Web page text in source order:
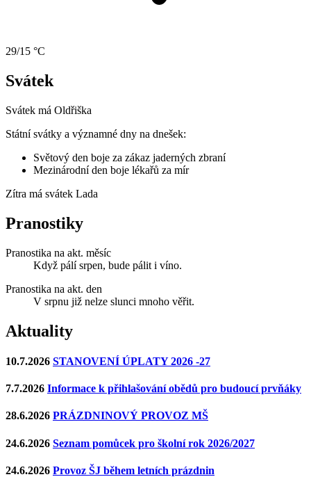
29/15 °C
Svátek
Svátek má Oldřiška
Státní svátky a významné dny na dnešek:
Světový den boje za zákaz jaderných zbraní
Mezinárodní den boje lékařů za mír
Zítra má svátek Lada
Pranostiky
Pranostika na akt. měsíc
Když pálí srpen, bude pálit i víno.
Pranostika na akt. den
V srpnu již nelze slunci mnoho věřit.
Aktuality
10.7.2026 STANOVENÍ ÚPLATY 2026 -27
7.7.2026 Informace k přihlašování obědů pro budoucí prvňáky
28.6.2026 PRÁZDNINOVÝ PROVOZ MŠ
24.6.2026 Seznam pomůcek pro školní rok 2026/2027
24.6.2026 Provoz ŠJ během letních prázdnin